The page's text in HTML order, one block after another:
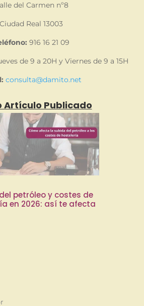
del Carmen nº8
Ciudad Real 13003
916 16 21 09
de 9 a 20H y Viernes de 9 a 15H
consulta@damito.net
Artículo Publicado
petróleo y costes de
en 2026: así te afecta